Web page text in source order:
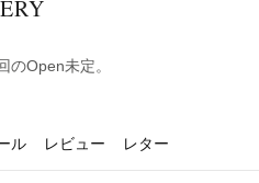
Open未定。
ル レビュー レター